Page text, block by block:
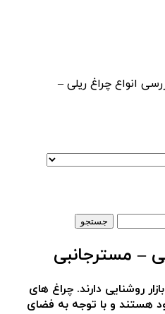
انواع چراغ ریلی –
– مسترجانبی
روشنایی دارند. چراغ های
تا ۶۰ وات موجود هستند و با توجه به فضای